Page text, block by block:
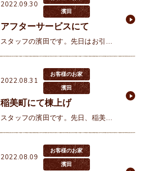
のエリアが限定されておられた
2022.09.30
濱田
アフターサービスにて
スタッフの濱田です。先日はお引渡
保町のモデルハウスにて初めてお会
いしました。当時今の土地が販売に
2022.08.31
お客様のお家
濱田
稲美町にて棟上げ
スタッフの濱田です。先日、稲美町
あるモデルハウスにて初めてお会い
しました。神戸にお住まいのN様ご
2022.08.09
お客様のお家
濱田